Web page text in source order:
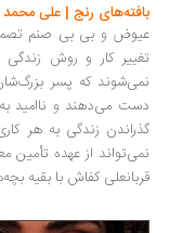
بافته‌های رنج | علی محمد
عیوض و بی بی صنم تصمیم
تغییر کار و روش زندگی
نمی‌شوند که پسر
دست می‌دهند و ناامید
گذراندن زندگی به هر
نمی‌تواند از عهده
قربانعلی کفاش با بقیه